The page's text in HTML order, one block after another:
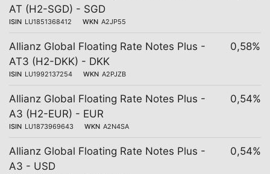
AT (H2-SGD) - SGD
ISIN LU1851368412 WKN A2JP55
Allianz Global Floating Rate Notes Plus -
AT3 (H2-DKK) - DKK
ISIN LU1992137254 WKN A2PJZB
0,58%
Allianz Global Floating Rate Notes Plus -
A3 (H2-EUR) - EUR
ISIN LU1873969643 WKN A2N4SA
0,54%
Allianz Global Floating Rate Notes Plus -
A3 - USD
0,54%